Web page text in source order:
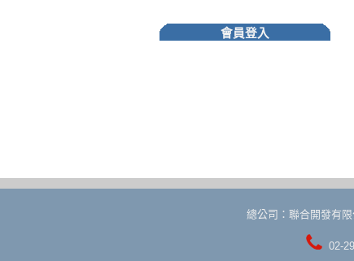
會員登入
總公司：聯合開發有
02-